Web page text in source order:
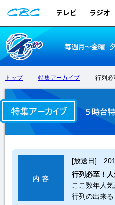
テレビ ラジオ
トップ 特集アーカイブ 行列必
[放送日]
行列必至！
ここ数年人
行列の出来